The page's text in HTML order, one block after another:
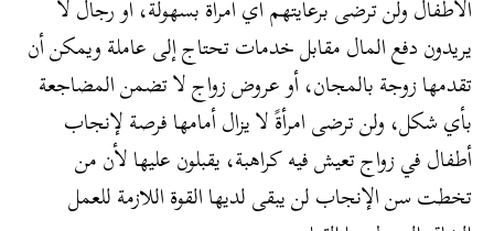
الأطفال ولن ترضى برعايتهم أي امرأة بسهولة، أو رجال لا
يريدون دفع المال مقابل خدمات تحتاج إلى عاملة ويمكن أن
تقدمها زوجة بالمجان، أو عروض زواج لا تضمن المضاجعة
بأي شكل، ولن ترضى امرأةً لا يزال أمامها فرصة لإنجاب
أطفال في زواج تعيش فيه كراهبة، يقبلون عليها لأن من
تخطت سن الإنجاب لن يبقى لديها القوة اللازمة للعمل